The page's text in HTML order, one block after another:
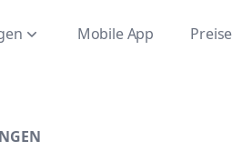
Mobile App Preise